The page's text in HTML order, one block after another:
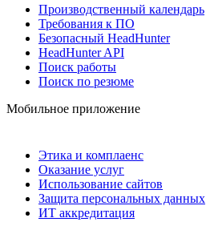
Производственный календарь
Требования к ПО
Безопасный HeadHunter
HeadHunter API
Поиск работы
Поиск по резюме
Мобильное приложение
Этика и комплаенс
Оказание услуг
Использование сайтов
Защита персональных данных
ИТ аккредитация